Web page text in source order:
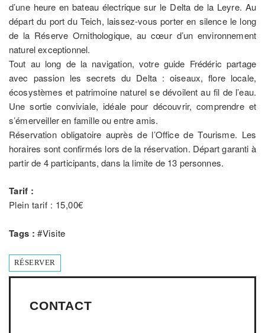
d’une heure en bateau électrique sur le Delta de la Leyre. Au
départ du port du Teich, laissez-vous porter en silence le long
de la Réserve Ornithologique, au cœur d’un environnement
naturel exceptionnel.
Tout au long de la navigation, votre guide Frédéric partage
avec passion les secrets du Delta : oiseaux, flore locale,
écosystèmes et patrimoine naturel se dévoilent au fil de l’eau.
Une sortie conviviale, idéale pour découvrir, comprendre et
s’émerveiller en famille ou entre amis.
Réservation obligatoire auprès de l’Office de Tourisme. Les
horaires sont confirmés lors de la réservation. Départ garanti à
partir de 4 participants, dans la limite de 13 personnes.
Tarif :
Plein tarif : 15,00€
Tags : #Visite
RÉSERVER
CONTACT